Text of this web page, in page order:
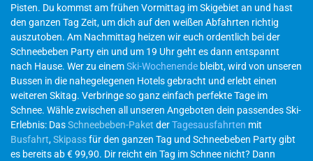
Pisten. Du kommst am frühen Vormittag im Skigebiet an und hast
den ganzen Tag Zeit, um dich auf den weißen Abfahrten richtig
auszutoben. Am Nachmittag heizen wir euch ordentlich bei der
Schneebeben Party ein und um 19 Uhr geht es dann entspannt
nach Hause. Wer zu einemSki-Wochenende bleibt, wird von unseren
Bussen in die nahegelegenen Hotels gebracht und erlebt einen
weiteren Skitag. Verbringe so ganz einfach perfekte Tage im
Schnee. Wähle zwischen all unseren Angeboten dein passendes Ski-
Erlebnis: DasSchneebeben-Paket derTagesausfahrten mit
Busfahrt,Skipassfür den ganzen Tag und Schneebeben Party gibt
es bereits ab € 99,90. Dir reicht ein Tag im Schnee nicht? Dann